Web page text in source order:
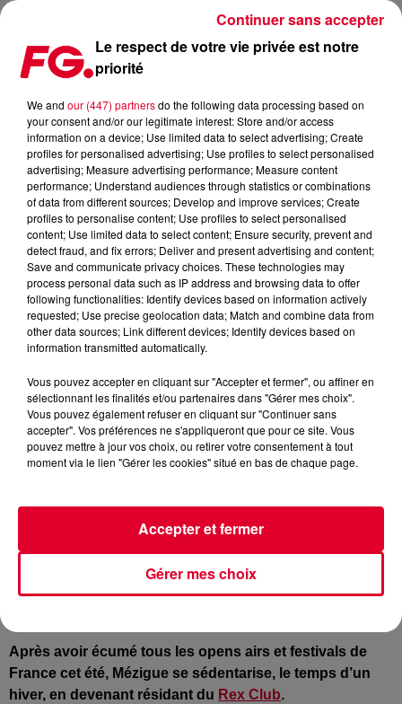
MÉZIGUE, LE PRINCE DES SOIRÉES PARISIENNES
Publié : 6 octobre 2021 à 18h13 par Jean-Baptiste
BLANDIN
Crédit :Facebook :@Mezigue
Après avoir écumé tous les opens airs et festivals de
France cet été, Mézigue se sédentarise, le temps d’un
hiver, en devenant résidant du Rex Club.
Le respect de votre vie privée est notre
priorité
We and our (447) partnersdo the following data processing based on
your consent and/or our legitimate interest: Store and/or access
information on a device; Use limited data to select advertising; Create
profiles for personalised advertising; Use profiles to select personalised
advertising; Measure advertising performance; Measure content
performance; Understand audiences through statistics or combinations
of data from different sources; Develop and improve services; Create
profiles to personalise content; Use profiles to select personalised
content; Use limited data to select content; Ensure security, prevent and
detect fraud, and fix errors; Deliver and present advertising and content;
Save and communicate privacy choices. These technologies may
process personal data such as IP address and browsing data to offer
following functionalities: Identify devices based on information actively
requested; Use precise geolocation data; Match and combine data from
other data sources; Link different devices; Identify devices based on
information transmitted automatically.
Vous pouvez accepter en cliquant sur "Accepter et fermer", ou affiner en
sélectionnant les finalités et/ou partenaires dans "Gérer mes choix".
Vous pouvez également refuser en cliquant sur "Continuer sans
accepter". Vos préférences ne s'appliqueront que pour ce site. Vous
pouvez mettre à jour vos choix, ou retirer votre consentement à tout
moment via le lien "Gérer les cookies" situé en bas de chaque page.
Gérer mes choix
Accepter et fermer
Continuer sans accepter